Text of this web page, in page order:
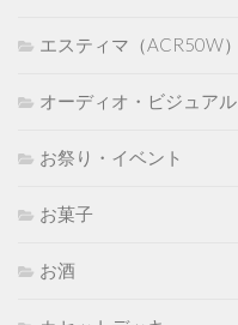
エスティマ（ACR50W）
オーディオ・ビジュアル
お祭り・イベント
お菓子
お酒